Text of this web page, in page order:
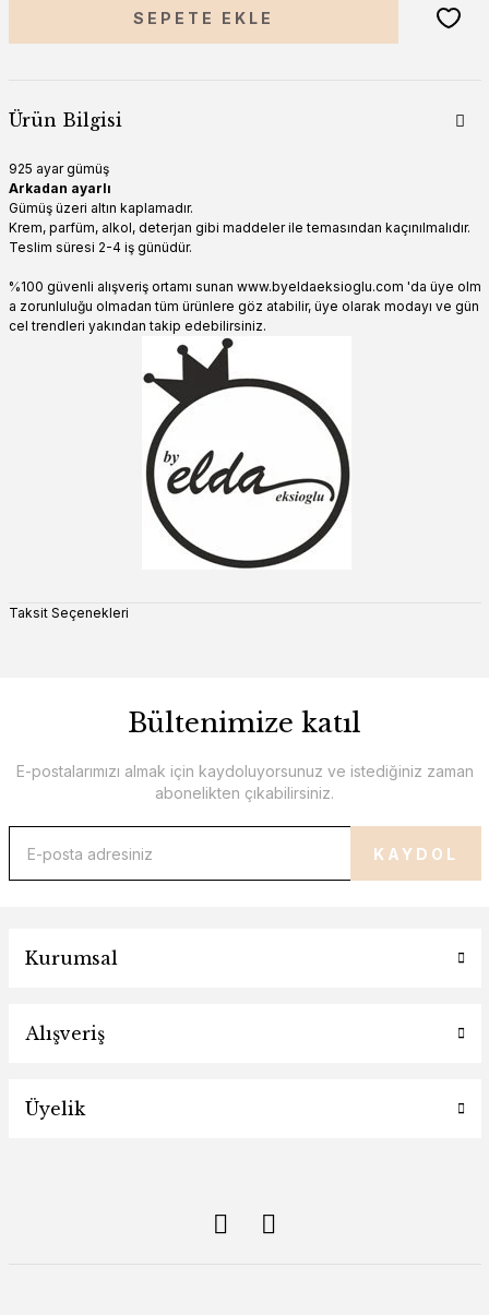
SEPETE EKLE
Ürün Bilgisi
925 ayar gümüş
Arkadan ayarlı
Gümüş üzeri altın kaplamadır.
Krem, parfüm, alkol, deterjan gibi maddeler ile temasından kaçınılmalıdır.
Teslim süresi 2-4 iş günüdür.
%100 güvenli alışveriş ortamı sunan www.byeldaeksioglu.com 'da üye olm
a zorunluluğu olmadan tüm ürünlere göz atabilir, üye olarak modayı ve gün
cel trendleri yakından takip edebilirsiniz.
Taksit Seçenekleri
Bültenimize katıl
E-postalarımızı almak için kaydoluyorsunuz ve istediğiniz zaman
abonelikten çıkabilirsiniz.
KAYDOL
Kurumsal
Alışveriş
Üyelik